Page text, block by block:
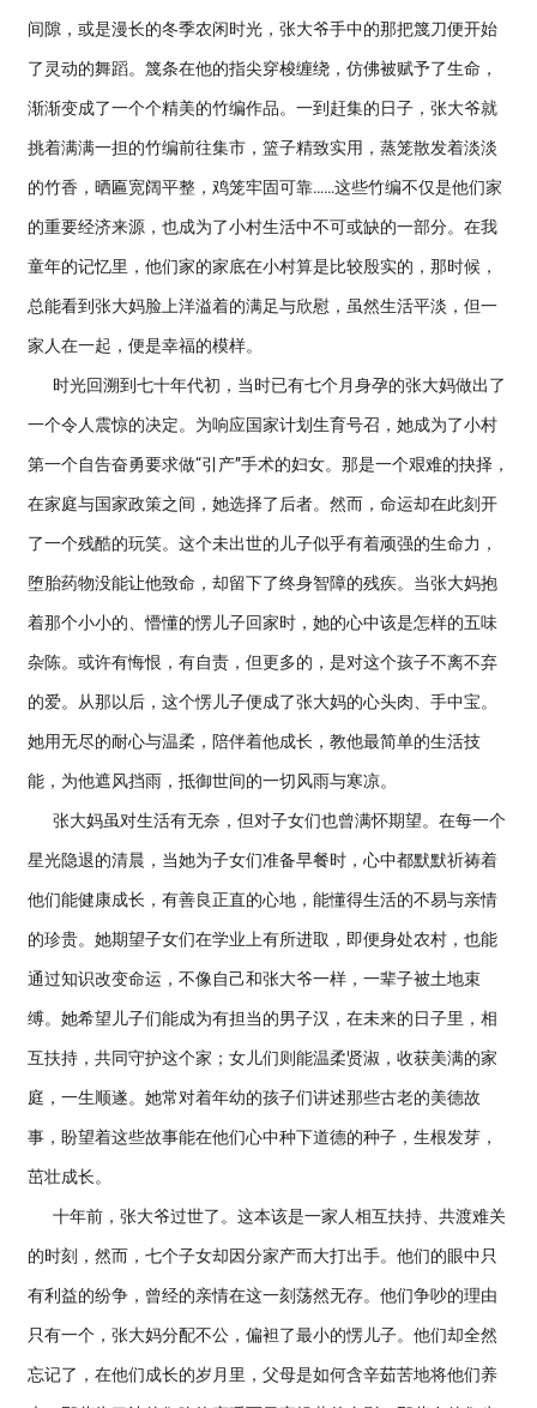
间隙，或是漫长的冬季农闲时光，张大爷手中的那把篾刀便开始
了灵动的舞蹈。篾条在他的指尖穿梭缠绕，仿佛被赋予了生命，
渐渐变成了一个个精美的竹编作品。一到赶集的日子，张大爷就
挑着满满一担的竹编前往集市，篮子精致实用，蒸笼散发着淡淡
的竹香，晒匾宽阔平整，鸡笼牢固可靠……这些竹编不仅是他们家
的重要经济来源，也成为了小村生活中不可或缺的一部分。在我
童年的记忆里，他们家的家底在小村算是比较殷实的，那时候，
总能看到张大妈脸上洋溢着的满足与欣慰，虽然生活平淡，但一
家人在一起，便是幸福的模样。
时光回溯到七十年代初，当时已有七个月身孕的张大妈做出了
一个令人震惊的决定。为响应国家计划生育号召，她成为了小村
第一个自告奋勇要求做“引产”手术的妇女。那是一个艰难的抉择，
在家庭与国家政策之间，她选择了后者。然而，命运却在此刻开
了一个残酷的玩笑。这个未出世的儿子似乎有着顽强的生命力，
堕胎药物没能让他致命，却留下了终身智障的残疾。当张大妈抱
着那个小小的、懵懂的愣儿子回家时，她的心中该是怎样的五味
杂陈。或许有悔恨，有自责，但更多的，是对这个孩子不离不弃
的爱。从那以后，这个愣儿子便成了张大妈的心头肉、手中宝。
她用无尽的耐心与温柔，陪伴着他成长，教他最简单的生活技
能，为他遮风挡雨，抵御世间的一切风雨与寒凉。
张大妈虽对生活有无奈，但对子女们也曾满怀期望。在每一个
星光隐退的清晨，当她为子女们准备早餐时，心中都默默祈祷着
他们能健康成长，有善良正直的心地，能懂得生活的不易与亲情
的珍贵。她期望子女们在学业上有所进取，即便身处农村，也能
通过知识改变命运，不像自己和张大爷一样，一辈子被土地束
缚。她希望儿子们能成为有担当的男子汉，在未来的日子里，相
互扶持，共同守护这个家；女儿们则能温柔贤淑，收获美满的家
庭，一生顺遂。她常对着年幼的孩子们讲述那些古老的美德故
事，盼望着这些故事能在他们心中种下道德的种子，生根发芽，
茁壮成长。
十年前，张大爷过世了。这本该是一家人相互扶持、共渡难关
的时刻，然而，七个子女却因分家产而大打出手。他们的眼中只
有利益的纷争，曾经的亲情在这一刻荡然无存。他们争吵的理由
只有一个，张大妈分配不公，偏袒了最小的愣儿子。他们却全然
忘记了，在他们成长的岁月里，父母是如何含辛茹苦地将他们养